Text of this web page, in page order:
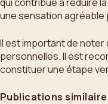
une sensation
Il est important de
personnelles. Il est
constituer une étape
Publications